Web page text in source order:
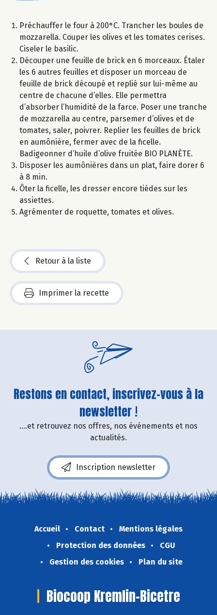
Préchauffer le four à 200°C. Trancher les boules de
mozzarella. Couper les olives et les tomates cerises.
Ciseler le basilic.
Découper une feuille de brick en 6 morceaux. Étaler
les 6 autres feuilles et disposer un morceau de
feuille de brick découpé et replié sur lui-même au
centre de chacune d’elles. Elle permettra
d’absorber l’humidité de la farce. Poser une tranche
de mozzarella au centre, parsemer d’olives et de
tomates, saler, poivrer. Replier les feuilles de brick
en aumônière, fermer avec de la ficelle.
Badigeonner d’huile d’olive fruitée BIO PLANÈTE.
Disposer les aumônières dans un plat, faire dorer 6
à 8 min.
Ôter la ficelle, les dresser encore tièdes sur les
assiettes.
Agrémenter de roquette, tomates et olives.
Retour à la liste
Imprimer la recette
Restons en contact, inscrivez-vous à la
newsletter !
....et retrouvez nos offres, nos événements et nos
actualités.
Inscription newsletter
Accueil Contact
Mentions légales
Protection des données
CGU
Gestion des cookies
Plan du site
Biocoop Kremlin-Bicetre